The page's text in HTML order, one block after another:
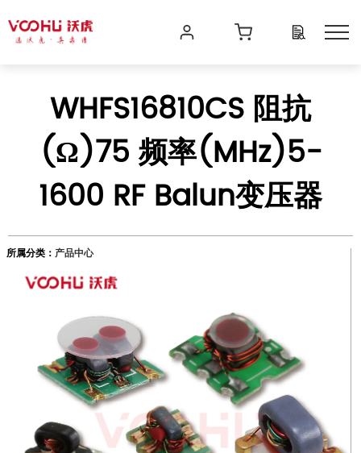
WHFS16810CS 阻抗
(Ω)75 频率(MHz)5-
1600 RF Balun变压器
所属分类： 产品中心